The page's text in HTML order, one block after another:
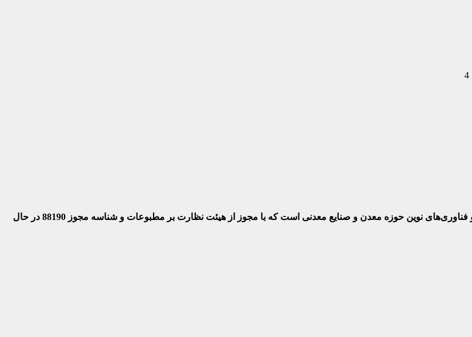
و فناوری‌های نوین حوزه معدن و صنایع معدنی‌ است که با مجوز از هیئت نظارت بر مطبوعات
و شناسه مجوز 88190 در حال